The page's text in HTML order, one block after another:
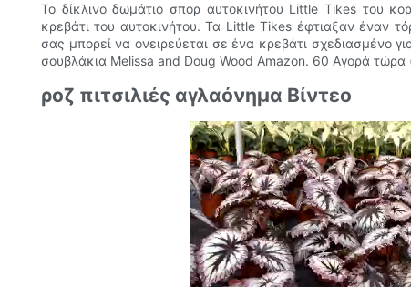
Το δίκλινο δωμάτιο σπορ αυτοκινήτου Little Tikes του
κρεβάτι του αυτοκινήτου. Τα Little Tikes έφτιαξαν έναν
σας μπορεί να ονειρεύεται σε ένα κρεβάτι σχεδιασμένο
σουβλάκια Melissa and Doug Wood Amazon. 60 Αγορά τώρα
ροζ πιτσιλιές αγλαόνημα Βίντεο